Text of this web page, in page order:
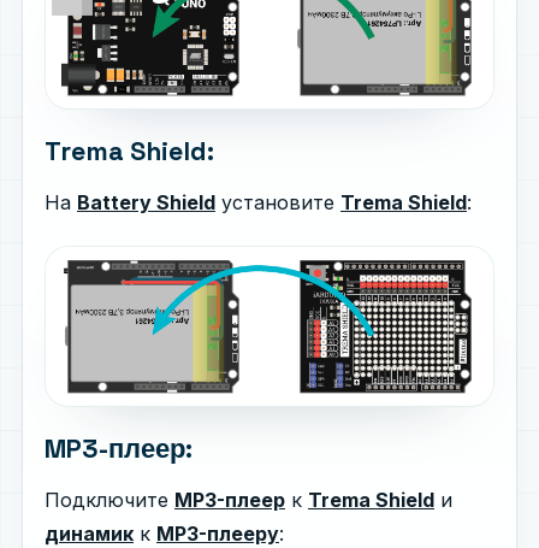
Trema Shield:
На Battery Shield установите Trema Shield:
MP3-плеер:
Подключите MP3-плеер к Trema Shield и
динамик к MP3-плееру: